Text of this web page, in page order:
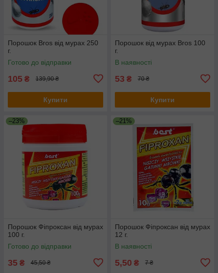
Порошок Bros від мурах 250
г.
Готово до відправки
105 ₴ 139,90 ₴
Купити
Порошок від мурах Bros 100
г.
В наявності
53 ₴ 70 ₴
Купити
–23%
Порошок Фіпроксан від мурах
100 г.
Готово до відправки
35 ₴ 45,50 ₴
–21%
Порошок Фіпроксан від мурах
12 г.
В наявності
5,50 ₴ 7 ₴